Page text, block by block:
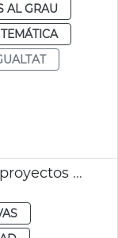
AL GRAU
Convocatoria subvenciones proyectos LGTBI Ayuntamiento de València